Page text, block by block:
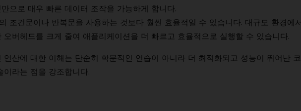
으로 매우 빠른 데이터 조작을 가능하게 합니다.
조건문이나 반복문을 사용하는 것보다 훨씬 효율적일 수 있습니다. 대규모 환경에
버헤드를 크게 줄여 애플리케이션을 더 빠르고 효율적으로 실행할 수 있습니다.
산에 대한 이해는 단순히 학문적인 연습이 아니라 더 최적화되고 성능이 뛰어난
라는 점을 강조합니다.